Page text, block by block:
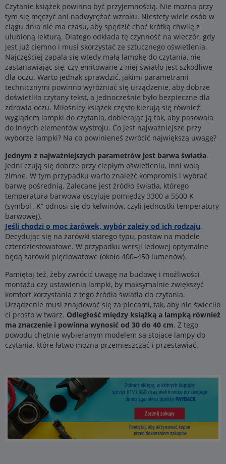
Czytanie książek powinno być przyjemnością. Nie można przy
tym się męczyć ani nadwyrężać wzroku. Niestety wiele osób w
ciągu dnia nie ma czasu, aby spędzić choć krótką chwilę z
ulubioną lekturą. Dlatego odkłada tę czynność na wieczór, gdy
jest już ciemno i musi skorzystać ze sztucznego oświetlenia.
Najczęściej zapala się wtedy małą lampkę do czytania, nie
zastanawiając się, czy emitowane z niej światło jest szkodliwe
dla oczu. Warto jednak sprawdzić, jakimi parametrami
technicznymi powinno wyróżniać się urządzenie, aby dobrze
doświetliło czytany tekst, a jednocześnie było bezpieczne dla
zdrowia oczu. Miłośnicy książek często kierują się również
wyglądem lampki do czytania, dobierając ją tak, aby pasowała
do innych elementów wystroju. Co jest najważniejsze przy
wyborze lampki? Na co powinieneś zwrócić największą uwagę?
Jednym z najważniejszych parametrów jest barwa światła.
Jedni czują się dobrze przy ciepłym oświetleniu, inni wolą
zimne. W tym przypadku warto znaleźć kompromis i wybrać
barwę pośrednią. Zalecane jest źródło światła, którego
temperatura barwowa oscyluje pomiędzy 3300 a 5500 K
(symbol „K” odnosi się do kelwinów, czyli jednostki temperatury
barwowej).
Jeśli chodzi o moc żarówek, wybór zależy od ich rodzaju.
Decydując się na żarówki starego typu, postaw na modele
czterdziestowatowe. W przypadku wersji ledowej optymalne
będą żarówki pięciowatowe (około 400–450 lumenów).
Pamiętaj też, żeby zwrócić uwagę na budowę i możliwości
montażu czy ustawienia lampki, by maksymalnie zwiększyć
komfort korzystania z tego źródła światła do czytania.
Urządzenie musi znajdować się za plecami, tak, aby nie świeciło
ci prosto w twarz. Odległość między książką a lampką również
ma znaczenie i powinna wynosić od 30 do 40 cm. Z tego
powodu chętnie wybieranym modelem są stojące lampy do
czytania, które łatwo można przemieszczać i przestawiać.